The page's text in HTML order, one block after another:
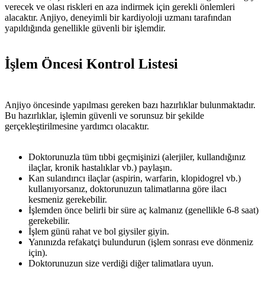
verecek ve olası riskleri en aza indirmek için gerekli önlemleri
alacaktır. Anjiyo, deneyimli bir kardiyoloji uzmanı tarafından
yapıldığında genellikle güvenli bir işlemdir.
İşlem Öncesi Kontrol Listesi
Anjiyo öncesinde yapılması gereken bazı hazırlıklar bulunmaktadır.
Bu hazırlıklar, işlemin güvenli ve sorunsuz bir şekilde
gerçekleştirilmesine yardımcı olacaktır.
Doktorunuzla tüm tıbbi geçmişinizi (alerjiler, kullandığınız
ilaçlar, kronik hastalıklar vb.) paylaşın.
Kan sulandırıcı ilaçlar (aspirin, warfarin, klopidogrel vb.)
kullanıyorsanız, doktorunuzun talimatlarına göre ilacı
kesmeniz gerekebilir.
İşlemden önce belirli bir süre aç kalmanız (genellikle 6-8 saat)
gerekebilir.
İşlem günü rahat ve bol giysiler giyin.
Yanınızda refakatçi bulundurun (işlem sonrası eve dönmeniz
için).
Doktorunuzun size verdiği diğer talimatlara uyun.